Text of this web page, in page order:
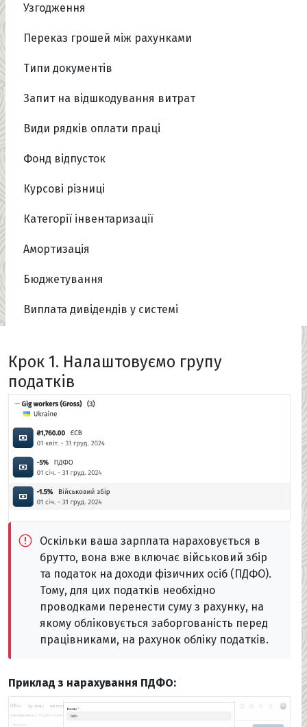
Узгодження
Переказ грошей між рахунками
Типи документів
Запит на відшкодування витрат
Види рядків оплати праці
Фонд відпусток
Курсові різниці
Категорії інвентаризації
Амортизація
Бюджетування
Виплата дивідендів у системі
Крок 1. Налаштовуємо групу
податків
Оскільки ваша зарплата нараховується в
брутто, вона вже включає військовий збір
та податок на доходи фізичних осіб (ПДФО).
Тому, для цих податків необхідно
проводками перенести суму з рахунку, на
якому обліковується заборгованість перед
працівниками, на рахунок обліку податків.
Приклад з нарахування ПДФО: